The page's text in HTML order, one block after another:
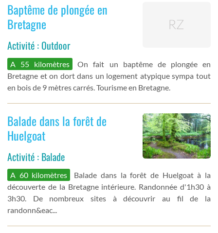
Baptême de plongée en
Bretagne
Activité : Outdoor
A 55 kilomètres
On fait un baptême de plongée en
Bretagne et on dort dans un logement atypique sympa tout
en bois de 9 mètres carrés. Tourisme en Bretagne.
Balade dans la forêt de
Huelgoat
Activité : Balade
A 60 kilomètres
Balade dans la forêt de Huelgoat à la
découverte de la Bretagne intérieure. Randonnée d'1h30 à
3h30. De nombreux sites à découvrir au fil de la
randonn&eac...